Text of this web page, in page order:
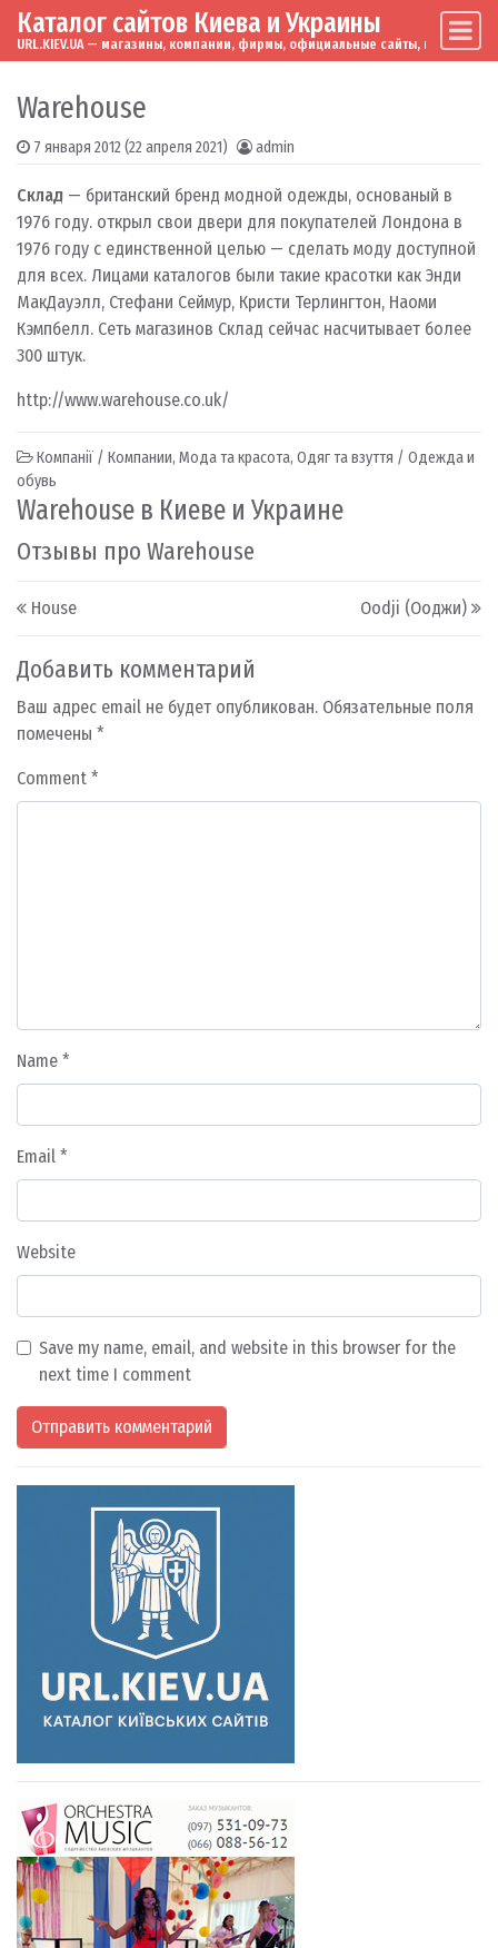
Skip to content
Main Navigation
Каталог сайтов Киева и Украины
URL.KIEV.UA — магазины, компании, фирмы, официальные сайты, мировые
Warehouse
7 января 2012(22 апреля 2021) admin
Склад — британский бренд модной одежды, основаный в
1976 году. открыл свои двери для покупателей Лондона в
1976 году с единственной целью — сделать моду доступной
для всех. Лицами каталогов были такие красотки как Энди
МакДауэлл, Стефани Сеймур, Кристи Терлингтон, Наоми
Кэмпбелл. Сеть магазинов Склад сейчас насчитывает более
300 штук.
http://www.warehouse.co.uk/
Компанії / Компании, Мода та красота, Одяг та взуття / Одежда и
обувь
Warehouse в Киеве и Украине
Отзывы про Warehouse
Post navigation
House Oodji (Ооджи)
Добавить комментарий
Ваш адрес email не будет опубликован. Обязательные поля
помечены *
Comment *
Name *
Email *
Website
Save my name, email, and website in this browser for the
next time I comment